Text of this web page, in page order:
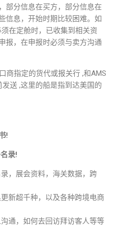
部分信息在买方，部分信息在
信息，开始时期比较困难。如
在定舱时，已收集到相关资
报，在申报时必须与卖方沟通
商指定的货代或报关行 ,和AMS
送 ,这里的船是指到达美国的
!
录!
，展会资料，海关数据，跨
新超千种，以及各种跨境电商
通，如何去回访拜访客人等等